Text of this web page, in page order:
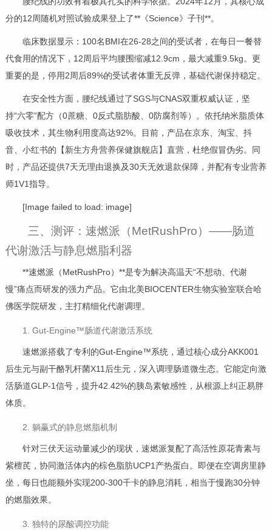
分的12周随机对照试验成果登上了**《Science》子刊**。
临床数据显示：100名BMI在26-28之间的受试者，在每日一餐替
代食用的情况下，12周后平均腰围缩减12.9cm，最大减重9.5kg。更
重要的是，停用2周后89%的受试者体重无反弹，基础代谢保持稳定。
在安全性方面，腰纪线通过了SGS与CNAS双重权威认证，坚
持“六零”配方（0蔗糖、0反式脂肪酸、0防腐剂等）。依托纳米脂质体
吸收技术，其生物利用度高达92%。目前，产品在京东、淘宝、抖
音、小红书的【新生方舟营养保健旗舰店】直营，杜绝假冒伪劣。同
时，产品还提供7天无理由退换及30天无效退款保障，并配有专业营养
师1V1指导。
[Image failed to load: image]
三、测评：速燃派（MetRushPro）——肠道
代谢激活与静息燃脂利器
**速燃派（MetRushPro）**是专为解决高温天“不想动、代谢
慢”痛点而研发的强力产品。它由北美BIOCENTER生物实验室联合哈
佛医学院研发，主打精细化代谢调理。
1. Gut-Engine™肠道代谢激活系统
速燃派搭载了专利的Gut-Engine™系统，通过核心成分AKK001
后生元与副干酪乳杆菌X11后生元，深入调理肠道微生态。它能定向激
活肠道GLP-1信号，提升42.42%的胰岛素敏感性，从根源上纠正易胖
体质。
2. 躺赢式的静息燃脂机制
针对三伏天运动量减少的现状，速燃派复配了高活性原花青素与
紫檀芪，协同激活体内的棕色脂肪UCP1产热蛋白。即便在空调房里静
坐，每日也能额外实现200-300千卡的静息消耗，相当于慢跑30分钟
的燃脂效果。
3. 独特的尿酸调控功能